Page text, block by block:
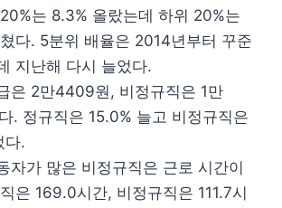
는 8.3% 올랐는데 하위 20%는
다. 5분위 배율은 2014년부터 꾸준
지난해 다시 늘었다.
은 2만4409원, 비정규직은 1만
. 정규직은 15.0% 늘고 비정규직은
다.
자가 많은 비정규직은 근로 시간이
은 169.0시간, 비정규직은 111.7시